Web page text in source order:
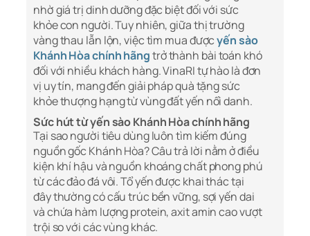
nhờ giá trị dinh dưỡng đặc biệt đối với sức
khỏe con người. Tuy nhiên, giữa thị trường
vàng thau lẫn lộn, việc tìm mua đượcyến sào
Khánh Hòa chính hãngtrở thành bài toán khó
đối với nhiều khách hàng. VinaRI tự hào là đơn
vị uy tín, mang đến giải pháp quà tặng sức
khỏe thượng hạng từ vùng đất yến nổi danh.
Sức hút từ yến sào Khánh Hòa chính hãng
Tại sao người tiêu dùng luôn tìm kiếm đúng
nguồn gốc Khánh Hòa? Câu trả lời nằm ở điều
kiện khí hậu và nguồn khoáng chất phong phú
từ các đảo đá vôi. Tổ yến được khai thác tại
đây thường có cấu trúc bền vững, sợi yến dai
và chứa hàm lượng protein, axit amin cao vượt
trội so với các vùng khác.